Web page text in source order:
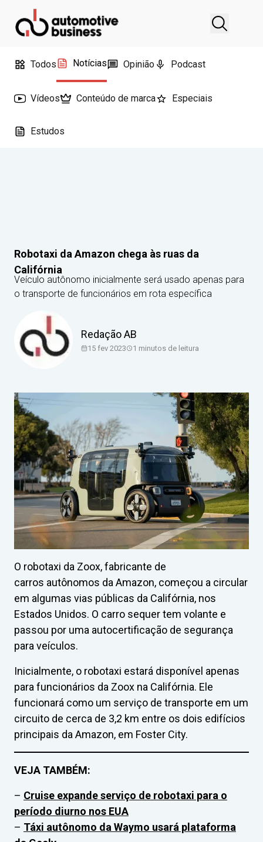
Todos Notícias Opinião Podcast
Vídeos Conteúdo de marca Especiais
Estudos
Robotaxi da Amazon chega às ruas da
Califórnia
Veículo autônomo inicialmente será usado apenas para
o transporte de funcionários em rota específica
Redação AB
15 fev 2023 1 minutos de leitura
O robotaxi da Zoox, fabricante de
carros autônomos da Amazon, começou a circular
em algumas vias públicas da Califórnia, nos
Estados Unidos. O carro sequer tem volante e
passou por uma autocertificação de segurança
para veículos.
Inicialmente, o robotaxi estará disponível apenas
para funcionários da Zoox na Califórnia. Ele
funcionará como um serviço de transporte em um
circuito de cerca de 3,2 km entre os dois edifícios
principais da Amazon, em Foster City.
VEJA TAMBÉM:
– Cruise expande serviço de robotaxi para o
período diurno nos EUA
– Táxi autônomo da Waymo usará plataforma